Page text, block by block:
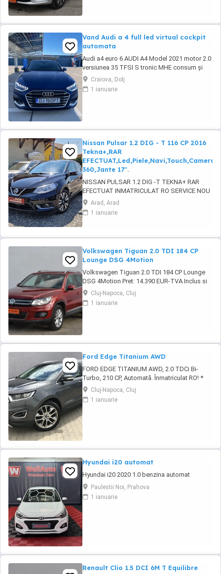
Vand Audi a 4 full led virtual cockpit
automata
Audi a4 euro 6 AUDI A4 Model 2021 motor 2.0
versiunea 35 TFSI S tronic MHE consum și
impozit redus * Cutie automată S-Tronic *
Start Stop * Audi Preesense ( franare de
urgenta) * Bord digital * Navigatie echipata cu
Craiova, Dolj
1 ianuarie
Nissan Pulsar 1.2 DIG - T 116 CP 2016
Tekna+,RAR
EFECTUAT,Led,Piele,Navi,Touch,Camera
360,Jante 17".
NISSAN PULSAR 1.2 DIG -T TEKNA+ RAR
EFECTUAT INMATRICULAT RO SERVICE NOU
EFECTUAT 2016, 166.000 km, 85-116 KW-CP
MOTOR IN 4 PISTOANE. ABS, ESP, EPC,
servotronic, START-STOP motor ( ECO
Arad, Arad
1 ianuarie
Volkswagen Tiguan 2.0 TDI 184 CP
Lounge DSG 4Motion
Volkswagen Tiguan 2.0 TDI 184 CP Lounge
DSG 4Motion Pret: 14.390 EUR-TVA Inclus si
nedeductibil! GARANTIE TEHNICA: 12luni sau
20.000km inclusa in pret! Posibilitate de
acordare garantie tehnica pe o perioada de
Cluj-Napoca, Cluj
1 ianuarie
Ford Edge Titanium AWD
FORD EDGE TITANIUM AWD, 2.0 TDCi Bi-
Turbo, 210 CP, Automată. Înmatriculat RO! *
Disponibil în rate prin credit pe o perioadă de
1-5 ani. Vanzare in regim de consignatie
direct de la proprietar persoana fizica ! * Țara
Cluj-Napoca, Cluj
1 ianuarie
Hyundai i20 automat
Hyundai i20 2020 1.0 benzina automat
Paulestii Noi, Prahova
1 ianuarie
Renault Clio 1.5 DCI 6M T Equilibre